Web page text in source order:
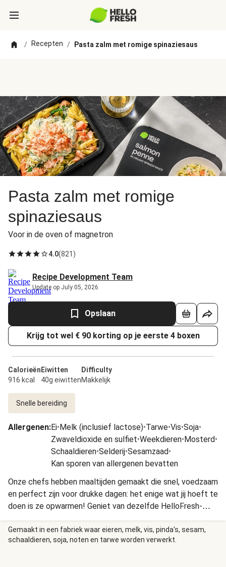
/ Recepten / Pasta zalm met romige spinaziesaus
Pasta zalm met romige
spinaziesaus
Voor in de oven of magnetron
4.0(821 )
Recipe Development Team
Update op July 05, 2026
Opslaan
Krijg tot wel € 90 korting op je eerste 4 boxen
Calorieën
916 kcal
Eiwitten
40g eiwitten
Difficulty
Makkelijk
Snelle bereiding
Allergenen:Ei•Melk (inclusief lactose)•Tarwe•Vis•Soja•
Zwaveldioxide en sulfiet•Weekdieren•Mosterd•
Schaaldieren•Selderij•Sesamzaad•
Kan sporen van allergenen bevatten
Onze chefs hebben maaltijden gemaakt die snel, voedzaam
en perfect zijn voor drukke dagen: het enige wat jij hoeft te
doen is ze opwarmen! Geniet van dezelfde HelloFresh-
kwaliteit, boordevol smaak en met de beste verse
ingrediënten. INGREDIËNTEN: Ingrediënten: gekookte
pasta 35% ﴾TARWEgriesmeel, water﴿, water, spinazie 11%,
Gemaakt in een fabriek waar eieren, melk, vis, pinda's, sesam,
schaaldieren, soja, noten en tarwe worden verwerkt.